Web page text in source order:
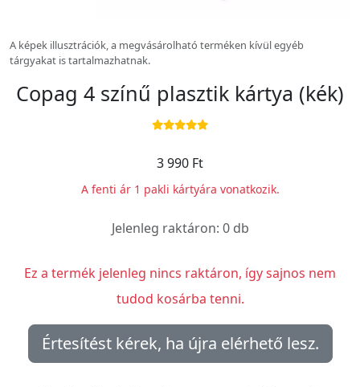
A képek illusztrációk, a megvásárolható terméken kívül egyéb
tárgyakat is tartalmazhatnak.
Copag 4 színű plasztik kártya (kék)
3 990 Ft
A fenti ár 1 pakli kártyára vonatkozik.
Jelenleg raktáron: 0 db
Ez a termék jelenleg nincs raktáron, így sajnos nem
tudod kosárba tenni.
Értesítést kérek, ha újra elérhető lesz.